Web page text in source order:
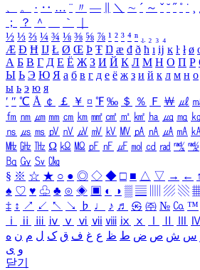
、
。 · ‥ … ¨ 〃 ― ＼ ∼ ´ ～ ˇ ˘ ˝ ˚ ˙ ¸
；
？ ＾ ｀
½ ⅓ ⅔ ¼ ¾ ⅛ ⅜ ⅝ ⅞ ¹ ² ³ ⁴ ⁿ ₁ ₂ ₃ ₄
Æ Ð Ħ Ĳ Ł Ø Œ Þ Ŧ Ŋ æ đ ð ħ ı ĳ ĸ ŀ ł ø
А Б В Г Д Е Ё Ж З И Й К Л М Н О П Р
Ы Ь Э Ю Я а б в г д е ё ж з и й к л м н о
ы ь э ю я
′ ″ ℃ Å ￠ ￡ ￥ ¤ ℉ ‰ ＄ ％ Ｆ ￦ ㎕
㎙ ㎚ ㎛ ㎜ ㎝ ㎞ ㎟ ㎠ ㎡ ㎢ ㏊ ㎍ ㎎ ㎏
㎱ ㎲ ㎳ ㎴ ㎵ ㎶ ㎷ ㎸ ㎹ ㎀ ㎁ ㎂ ㎃
㎒ ㎓ ㎔ Ω ㏀ ㏁ ㎊ ㎋ ㎌ ㏖ ㏅ ㎭ ㎮ ㎯
㏃ ㏉ ㏜ ㏆
§ ※ ☆ ★ ○ ● ◎ ◇ ◆ □ ■ △ ▽ → ← ↑
♠ ♡ ♥ ♧ ♣ ⊙ ◈ ▣ ◐ ◑ ▒ ▤ ▨ ▧
‡ ↕ ↗ ↙ ↖ ↘ ♭ ♩ ♪ ♬ ㉿ ㈜ № ㏇ ™
ⅰ
ⅱ ⅲ ⅳ ⅴ ⅵ ⅶ ⅷ ⅸ ⅹ Ⅳ
س ش ص ض ط ظ ع غ ف ق ک ل م ن ه
و ی
닫기